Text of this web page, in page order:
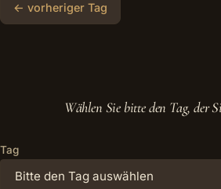
← vorheriger Tag
Wählen Sie bitte den Tag, der
Tag